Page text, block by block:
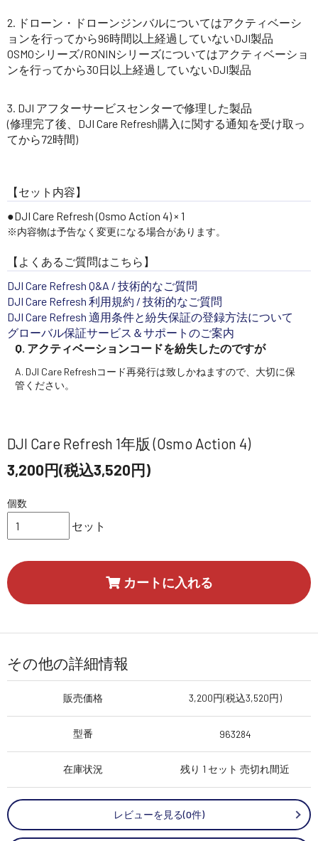
ドローン・ドローンジンバルについてはアクティベーシ
ョンを行ってから96時間以上経過していないDJI製品
OSMOシリーズ/RONINシリーズについてはアクティベーショ
ンを行ってから30日以上経過していないDJI製品
DJI アフターサービスセンターで修理した製品
(修理完了後、DJI Care Refresh購入に関する通知を受け取っ
てから72時間)
【セット内容】
DJI Care Refresh (Osmo Action 4) × 1
※内容物は予告なく変更になる場合があります。
【よくあるご質問はこちら】
DJI Care Refresh Q&A / 技術的なご質問
DJI Care Refresh 利用規約 / 技術的なご質問
DJI Care Refresh 適用条件と紛失保証の登録方法について
グローバル保証サービス＆サポートのご案内
Q. アクティベーションコードを紛失したのですが
A. DJI Care Refreshコード再発行は致しかねますので、大切に保
管ください。
DJI Care Refresh 1年版 (Osmo Action 4)
3,200円(税込3,520円)
個数
セット
カートに入れる
その他の詳細情報
販売価格 3,200円(税込3,520円)
型番 963284
在庫状況 残り 1 セット 売切れ間近
レビューを見る(0件)